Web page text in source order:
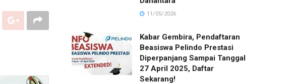
11/05/2026
Kabar Gembira, Pendaftaran
Beasiswa Pelindo Prestasi
Diperpanjang Sampai Tanggal
27 April 2025, Daftar
Sekarang!